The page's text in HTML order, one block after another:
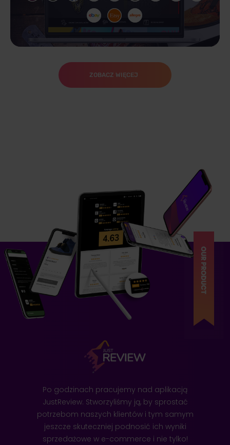
XXLgastro
ZOBACZ REALIZACJĘ
Wierzynek
ZOBACZ WIĘCEJ
Po godzinach pracujemy nad aplikacją
JustReview. Stworzyliśmy ją, by sprostać
potrzebom naszych klientów i tym samym
jeszcze skuteczniej podnosić ich wyniki
sprzedażowe w e-commerce i nie tylko!